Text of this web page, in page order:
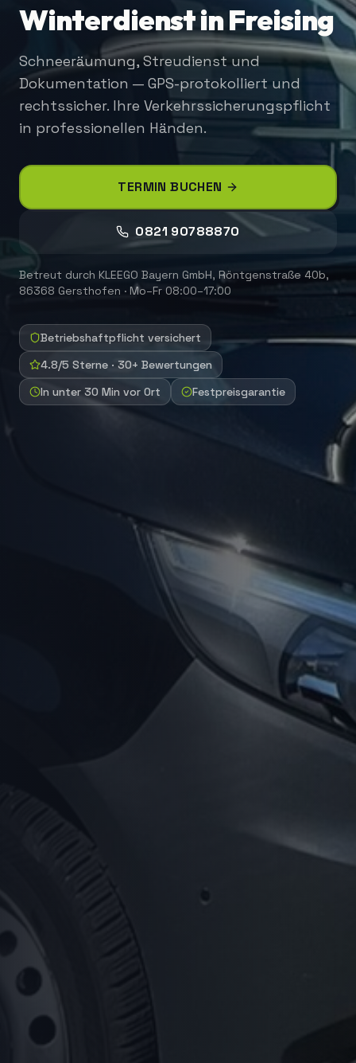
Winterdienst in Freising
Schneeräumung, Streudienst und
Dokumentation — GPS-protokolliert und
rechtssicher. Ihre Verkehrssicherungspflicht
in professionellen Händen.
TERMIN BUCHEN
0821 90788870
Betreut durch KLEEGO Bayern GmbH, Röntgenstraße 40b,
86368 Gersthofen · Mo–Fr 08:00–17:00
Betriebshaftpflicht versichert
4.8/5 Sterne · 30+ Bewertungen
In unter 30 Min vor Ort
Festpreisgarantie